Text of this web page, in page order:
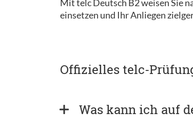
Mit telc Deutsch B2 weisen Sie
einsetzen und Ihr Anliegen
Offizielles telc-
Was kann ich auf